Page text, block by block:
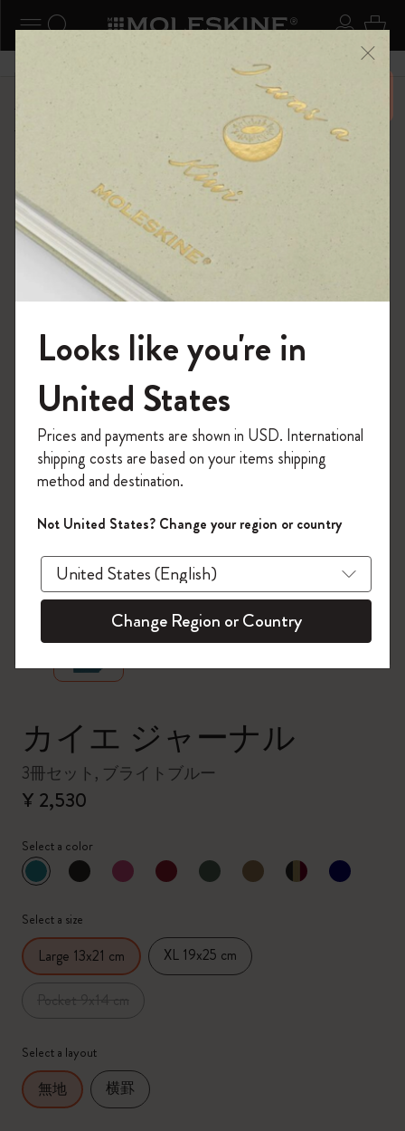
ナビゲーションの切替 ログ
検索 (キーワードなど) カ
6,500円以上のご購入で送料無料 メニ
ーを閉じる
ショップ
カイエ ＆ ジャーナル
カイエ ジャーナル
zoom.cta
カイエ ジャーナル
3冊セット, ブライトブルー
¥ 2,530
Select a color
選択済
*選択したカラー
Select a size
Large 13x21 cm XL 19x25 cm
Select a layout
無地 横罫
モレスキンの世界へようこそ
「WELCOME10」を入力すると、初回注
文が10%オフ＋送料無料になります。セ
ール・アウトレット品は適用外。
Moleskineアカウントを作成して限定オフ
ァーや会員特典、さらに多くのインスピ
レーションを手に入れましょう。
今すぐ会員登録 !
Looks like you're in
United States
Prices and payments are shown in USD. International
shipping costs are based on your items shipping
method and destination.
Not United States? Change your region or country
Change Region or Country